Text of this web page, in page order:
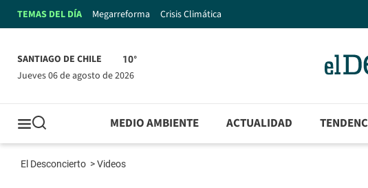
TEMAS DEL DÍA Megarreforma Crisis Climática
SANTIAGO DE CHILE 10°
jueves 06 de agosto de 2026
MEDIO AMBIENTE ACTUALIDAD
El Desconcierto >Videos